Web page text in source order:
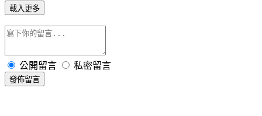
載入更多
公開留言 私密留言
發佈留言